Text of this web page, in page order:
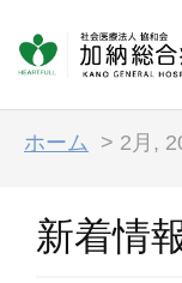
ホーム > 2月,
新着情